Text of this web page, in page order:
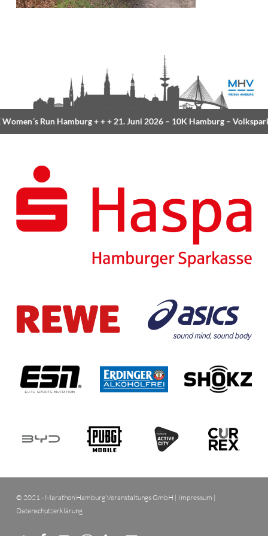
Run Hamburg+ + +21. Juni 2026 –10K Hamburg– Volkspark
© 2021 - Marathon Hamburg Veranstaltungs GmbH | Impressum |
Datenschutzerklärung